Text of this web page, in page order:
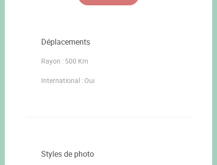
Déplacements
Rayon : 500 Km
International : Oui
Styles de photo